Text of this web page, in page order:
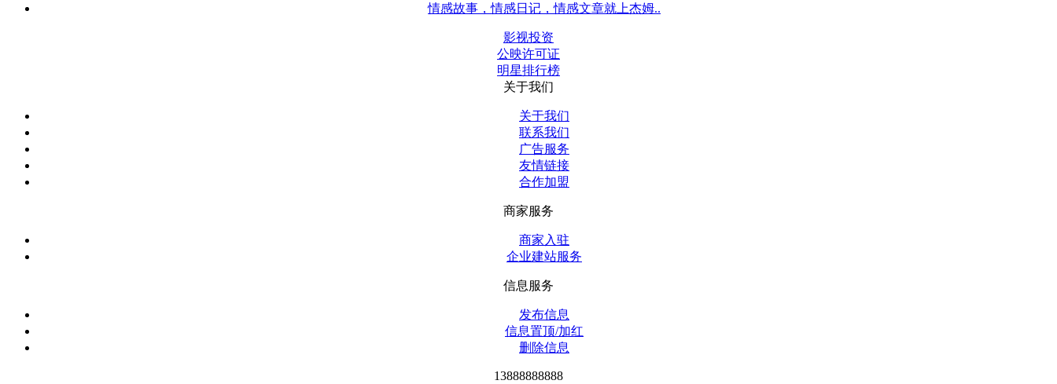
情感故事，情感日记，情感文章就上杰姆..
影视投资
公映许可证
明星排行榜
关于我们
关于我们
联系我们
广告服务
友情链接
合作加盟
商家服务
商家入驻
企业建站服务
信息服务
发布信息
信息置顶/加红
删除信息
13888888888